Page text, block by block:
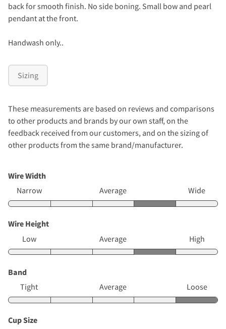
back for smooth finish. No side boning. Small bow and pearl
pendant at the front.
Handwash only..
Sizing
These measurements are based on reviews and comparisons
to other products and brands by our own staff, on the
feedback received from our customers, and on the sizing of
other products from the same brand/manufacturer.
Wire Width
Narrow
Average Wide
Wire Height
Low
Average High
Band
Tight
Average Loose
Cup Size